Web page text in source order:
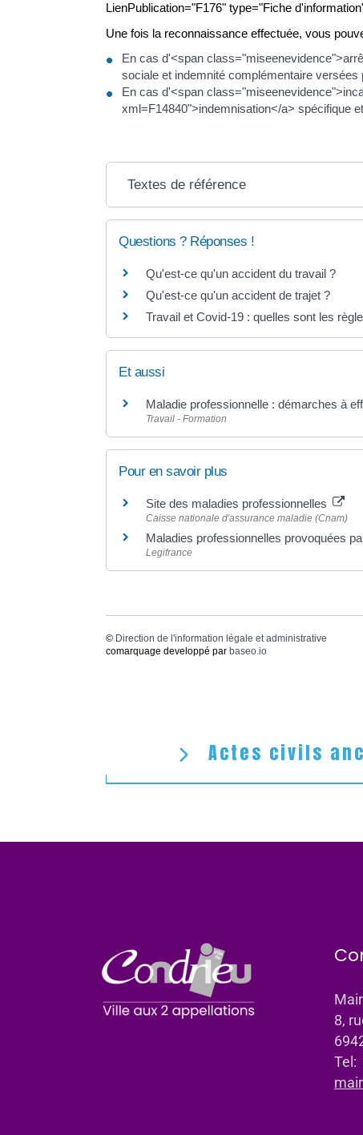
LienPublication="F176" type="Fiche
Une fois la reconnaissance effectuée, vous
En cas d'<span
sociale et indemnité complémentaire versées
En cas d'<span
xml=F14840">indemnisation</a> spécifique
Textes de référence
Questions ? Réponses !
Qu'est-ce qu'un accident du travail ?
Qu'est-ce qu'un accident de trajet ?
Travail et Covid-19 : quelles sont les
Et aussi
Maladie professionnelle : démarches à
Travail - Formation
Pour en savoir plus
Site des maladies professionnelles
Caisse nationale d'assurance maladie (Cnam)
Maladies professionnelles provoquées
Legifrance
© Direction de l'information légale et administrative
comarquage developpé par baseo.io
Actes civils
8,
Tel: